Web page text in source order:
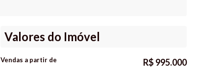
Valores do Imóvel
R$ 995.000
Vendas a partir de